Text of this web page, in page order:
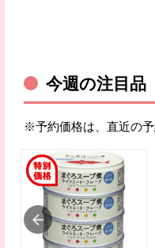
今週の注目品
※予約価格は、直近の予